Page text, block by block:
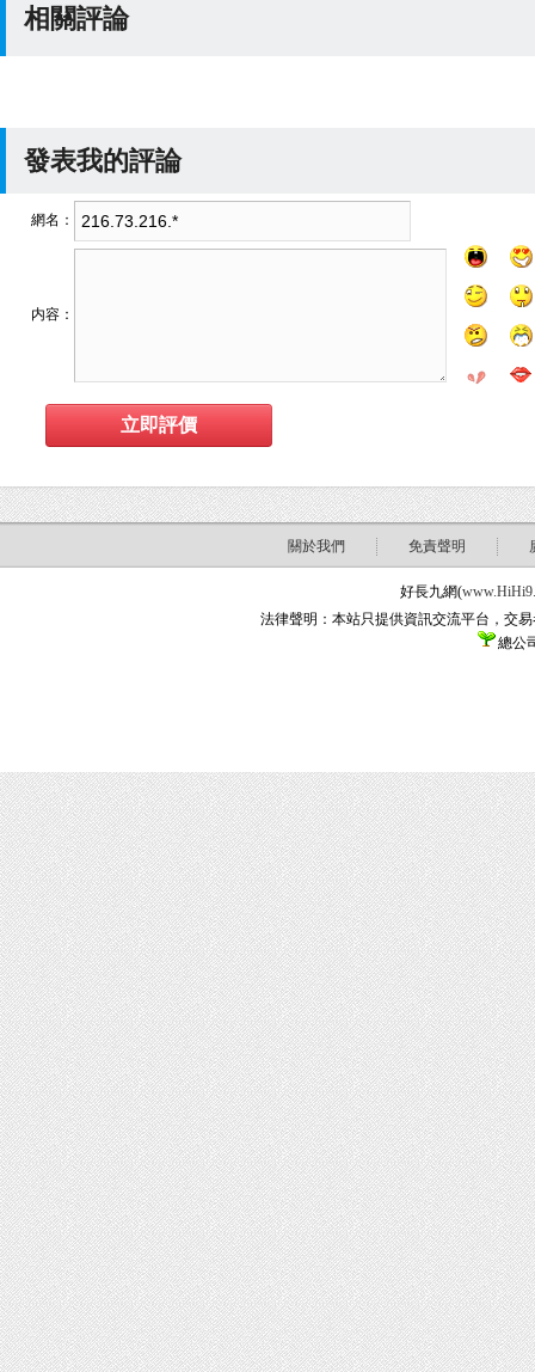
相關評論
發表我的評論
網名：
内容：
關於我們 免責聲明
好長九網(
法律聲明：本站只提供資訊交流平台，交
總公